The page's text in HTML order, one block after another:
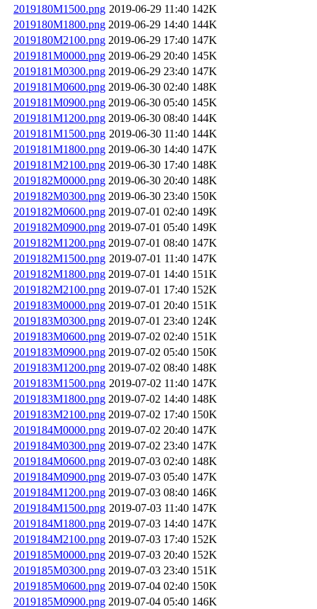
2019180M1500.png 2019-06-29 11:40 142K
2019180M1800.png 2019-06-29 14:40 144K
2019180M2100.png 2019-06-29 17:40 147K
2019181M0000.png 2019-06-29 20:40 145K
2019181M0300.png 2019-06-29 23:40 147K
2019181M0600.png 2019-06-30 02:40 148K
2019181M0900.png 2019-06-30 05:40 145K
2019181M1200.png 2019-06-30 08:40 144K
2019181M1500.png 2019-06-30 11:40 144K
2019181M1800.png 2019-06-30 14:40 147K
2019181M2100.png 2019-06-30 17:40 148K
2019182M0000.png 2019-06-30 20:40 148K
2019182M0300.png 2019-06-30 23:40 150K
2019182M0600.png 2019-07-01 02:40 149K
2019182M0900.png 2019-07-01 05:40 149K
2019182M1200.png 2019-07-01 08:40 147K
2019182M1500.png 2019-07-01 11:40 147K
2019182M1800.png 2019-07-01 14:40 151K
2019182M2100.png 2019-07-01 17:40 152K
2019183M0000.png 2019-07-01 20:40 151K
2019183M0300.png 2019-07-01 23:40 124K
2019183M0600.png 2019-07-02 02:40 151K
2019183M0900.png 2019-07-02 05:40 150K
2019183M1200.png 2019-07-02 08:40 148K
2019183M1500.png 2019-07-02 11:40 147K
2019183M1800.png 2019-07-02 14:40 148K
2019183M2100.png 2019-07-02 17:40 150K
2019184M0000.png 2019-07-02 20:40 147K
2019184M0300.png 2019-07-02 23:40 147K
2019184M0600.png 2019-07-03 02:40 148K
2019184M0900.png 2019-07-03 05:40 147K
2019184M1200.png 2019-07-03 08:40 146K
2019184M1500.png 2019-07-03 11:40 147K
2019184M1800.png 2019-07-03 14:40 147K
2019184M2100.png 2019-07-03 17:40 152K
2019185M0000.png 2019-07-03 20:40 152K
2019185M0300.png 2019-07-03 23:40 151K
2019185M0600.png 2019-07-04 02:40 150K
2019185M0900.png 2019-07-04 05:40 146K